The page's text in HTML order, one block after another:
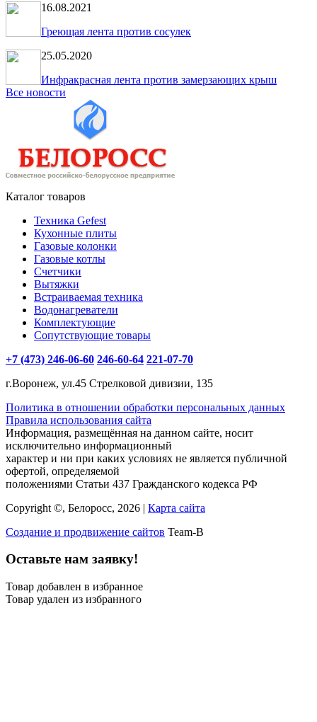
16.08.2021
Греющая лента против сосулек
25.05.2020
Инфракрасная лента против замерзающих крыш
Все новости
Каталог товаров
Техника Gefest
Кухонные плиты
Газовые колонки
Газовые котлы
Счетчики
Вытяжки
Встраиваемая техника
Водонагреватели
Комплектующие
Сопутствующие товары
+7 (473) 246-06-60 246-60-64 221-07-70
г.Воронеж, ул.45 Стрелковой дивизии, 135
Политика в отношении обработки персональных данных
Правила использования сайта
Информация, размещённая на данном сайте, носит
исключительно информационный
характер и ни при каких условиях не является публичной
офертой, определяемой
положениями Статьи 437 Гражданского кодекса РФ
Copyright ©, Белоросс, 2026 | Карта сайта
Создание и продвижение сайтов Team-B
Оставьте нам заявку!
Товар добавлен в избранное
Товар удален из избранного